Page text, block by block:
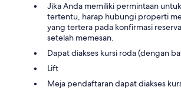
Jika Anda memiliki permintaan
tertentu, harap hubungi properti
yang tertera pada konfirmasi
setelah memesan.
Dapat diakses kursi roda (dengan
Lift
Meja pendaftaran dapat diakses